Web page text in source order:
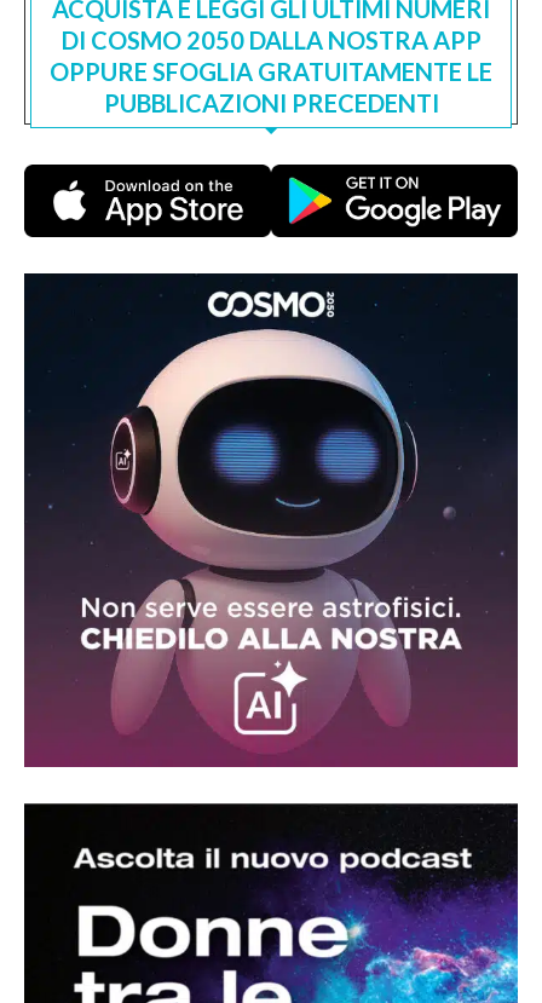
ACQUISTA E LEGGI GLI ULTIMI NUMERI
DI COSMO 2050 DALLA NOSTRA APP
OPPURE SFOGLIA GRATUITAMENTE LE
PUBBLICAZIONI PRECEDENTI